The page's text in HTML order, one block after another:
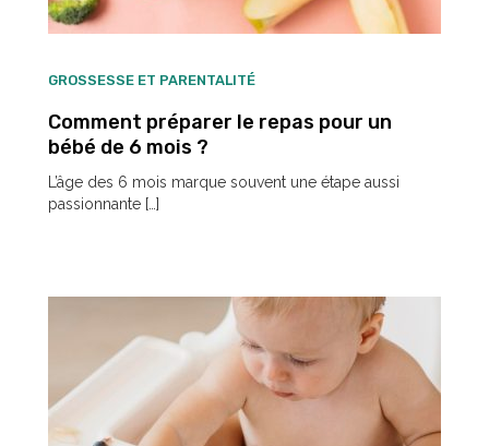
GROSSESSE ET PARENTALITÉ
Comment préparer le repas pour un
bébé de 6 mois ?
L’âge des 6 mois marque souvent une étape aussi
passionnante […]